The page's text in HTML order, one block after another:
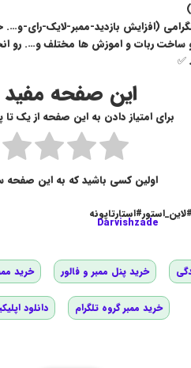
)
(افزایش بازدید-ممبر-لایک-رای-و….
ربات و اموزش ها مختلف و…. رو
✅
این صفحه مفید
برای امتیاز دادن به این صفحه از یک
اولین کسی باشید که به این صفحه
Darvishzade
خرید پنل ممبر و فالور خرید
خرید ممبر گروه تلگرام دانلود